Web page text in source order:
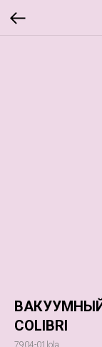
COLIBRI
7904-01lola